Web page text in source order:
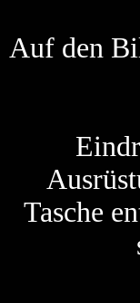
Auf den
Tasche